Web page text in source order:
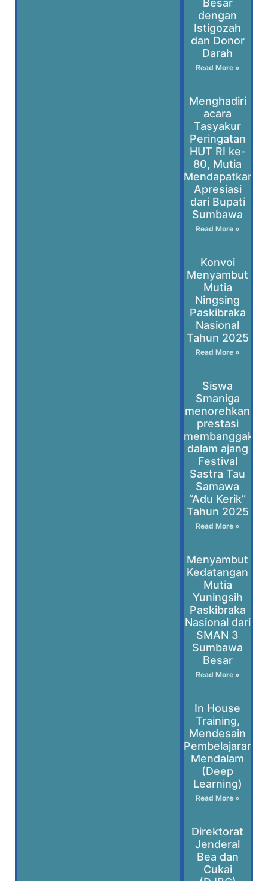
Besar
dengan
Istigozah
dan Donor
Darah
Read More »
Menghadiri
acara
Tasyakur
Peringatan
HUT RI ke-
80, Mutia
Mendapatkan
Apresiasi
dari Bupati
Sumbawa
Read More »
Konvoi
Menyambut
Mutia
Ningsing
Paskibraka
Nasional
Tahun 2025
Read More »
Siswa
Smaniga
menorehkan
prestasi
membanggakan
dalam ajang
Festival
Sastra Tau
Samawa
“Adu Kerik”
Tahun 2025
Read More »
Menyambut
Kedatangan
Mutia
Yuningsih
Paskibraka
Nasional dari
SMAN 3
Sumbawa
Besar
Read More »
In House
Training,
Mendesain
Pembelajaran
Mendalam
(Deep
Learning)
Read More »
Direktorat
Jenderal
Bea dan
Cukai